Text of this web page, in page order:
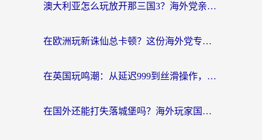
澳大利亚怎么玩放开那三国3？海外党亲测有效的国服游戏加速指南
在欧洲玩新诛仙总卡顿？这份海外党专属加速器指南帮你解决延迟难题
在英国玩鸣潮：从延迟999到丝滑操作，我是怎么做到的？
在国外还能打失落城堡吗？海外玩家国服游戏加速终极指南（附北美玩online加速器下载技巧）